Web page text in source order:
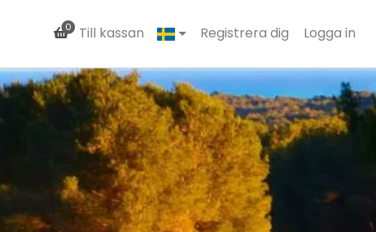
0 Till kassan Registrera dig Logga in